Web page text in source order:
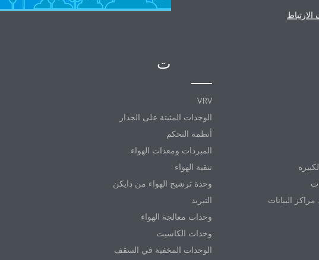
المنتجات
VRV
الوحدات المثبتة على الجدار
أنظمة التحكم
المبردات ومعدات الهواء
تنقية الهواء
وحدة ترشيح الهواء من دايكن
التبريد
وحدات معالجة الهواء
وحدات الكاسيت
الوحدات المخفية في السقف
مراكز البيانات